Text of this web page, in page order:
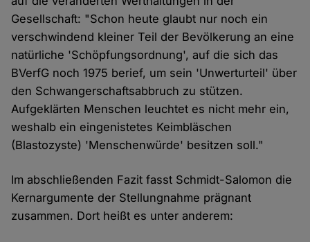
Gesellschaft: "Schon heute glaubt nur noch ein
verschwindend kleiner Teil der Bevölkerung an eine
natürliche 'Schöpfungsordnung', auf die sich das
BVerfG noch 1975 berief, um sein 'Unwerturteil' über
den Schwangerschaftsabbruch zu stützen.
Aufgeklärten Menschen leuchtet es nicht mehr ein,
weshalb ein eingenistetes Keimbläschen
(Blastozyste) 'Menschenwürde' besitzen soll."
Im abschließenden Fazit fasst Schmidt-Salomon die
Kernargumente der Stellungnahme prägnant
zusammen. Dort heißt es unter anderem: